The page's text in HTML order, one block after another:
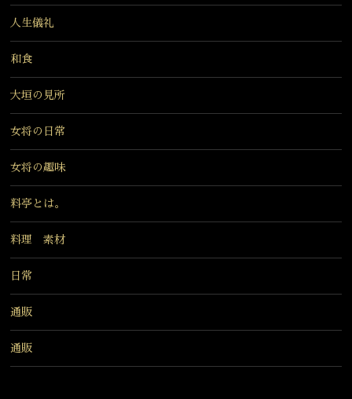
人生儀礼
和食
大垣の見所
女将の日常
女将の趣味
料亭とは。
料理 素材
日常
通販
通販